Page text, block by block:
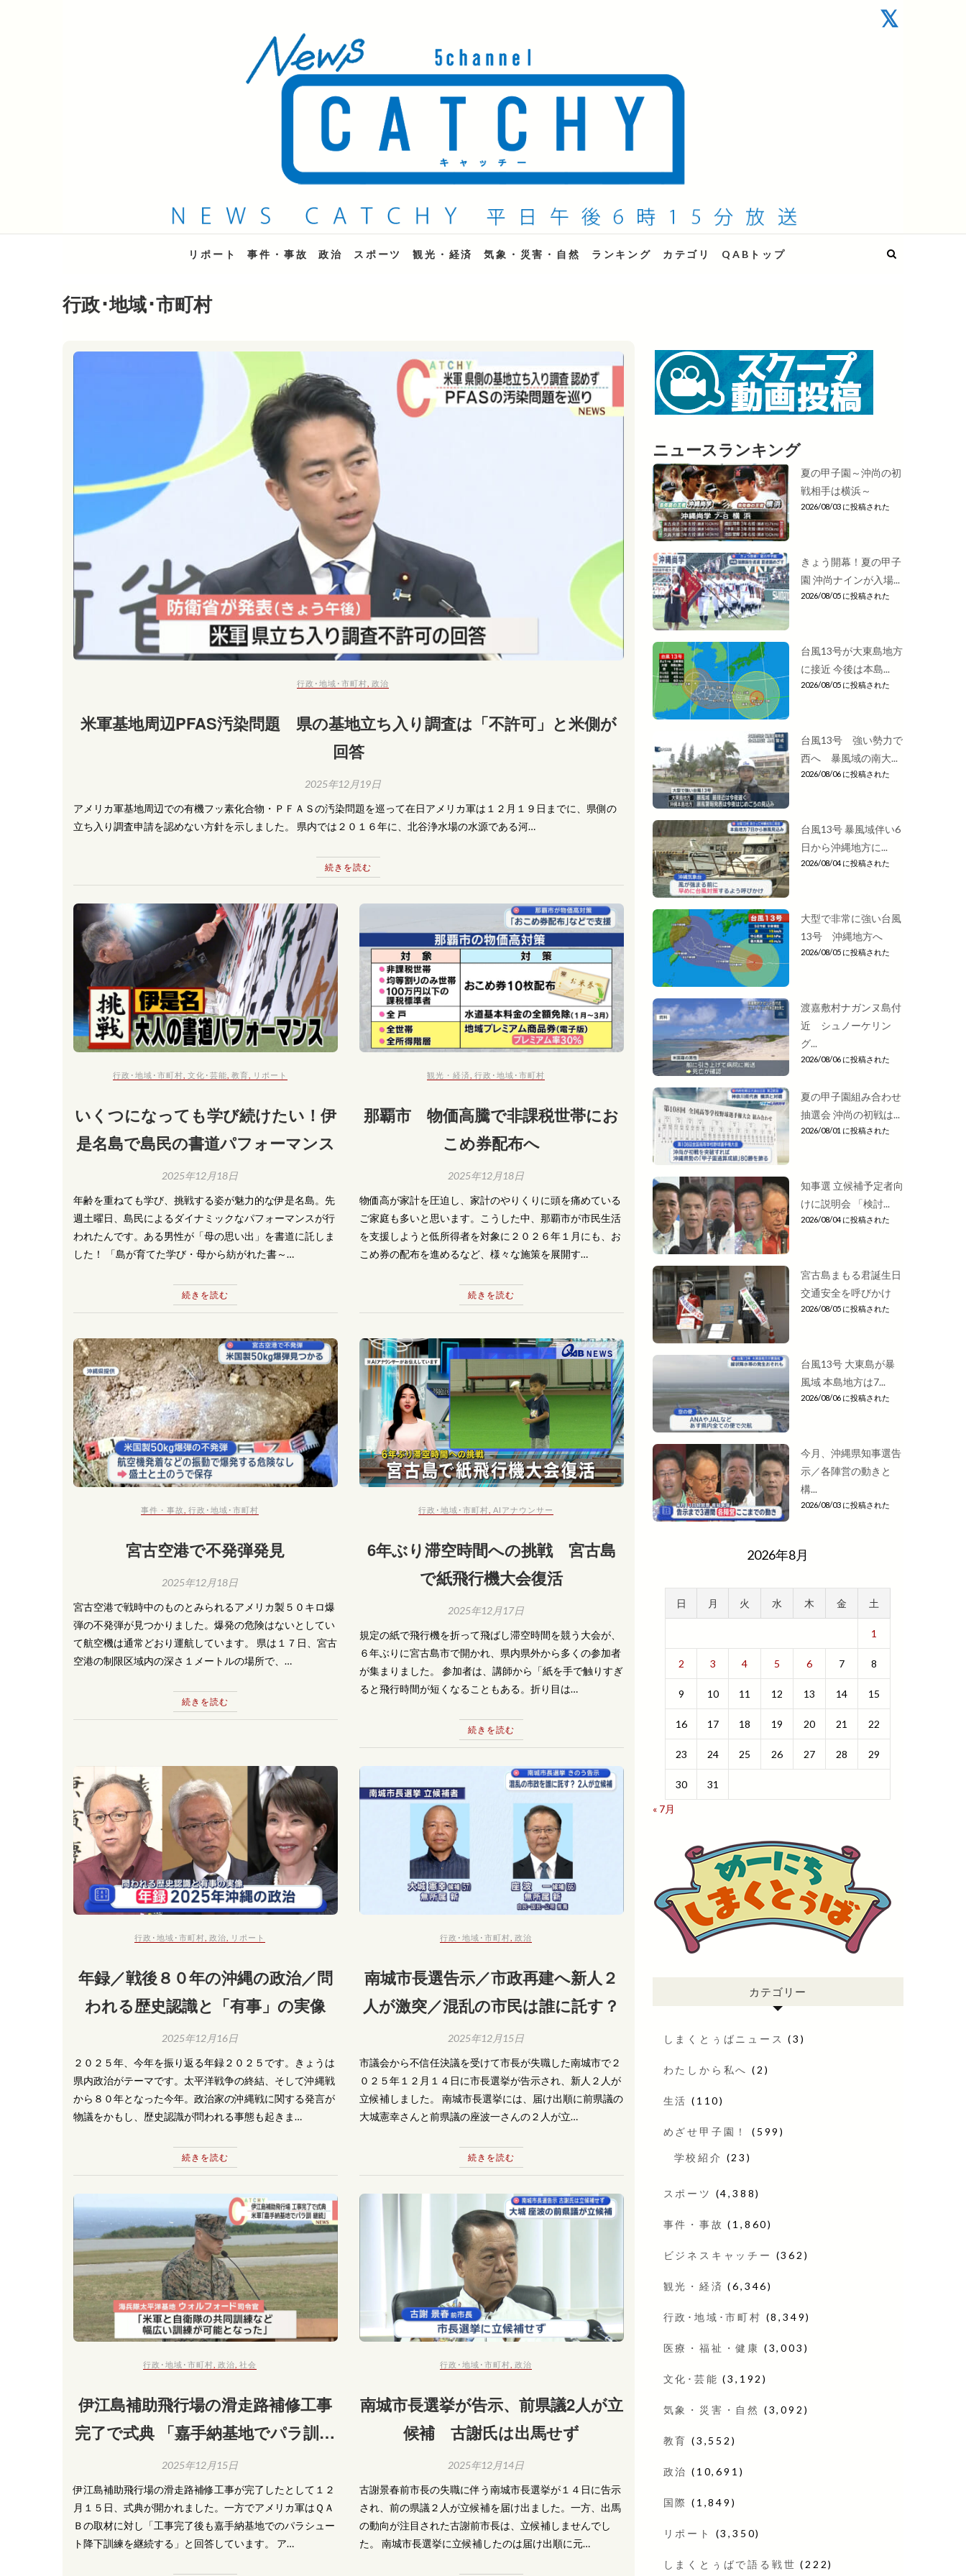
QAB NEWS Headline
キャッチー 月曜〜金曜 午後6時15分放送
リポート 事件・事故 政治 スポーツ 観光・経済 気象・災害・自然 ランキング カテゴリ QABトップ
行政･地域･市町村
行政･地域･市町村 ,政治
米軍基地周辺PFAS汚染問題 県の基地立ち入り調査は「不許可」と米側が
回答
2025年12月19日
アメリカ軍基地周辺での有機フッ素化合物・ＰＦＡＳの汚染問題を巡って在日アメリカ軍は１２月１９日までに、県側の
立ち入り調査申請を認めない方針を示しました。 県内では２０１６年に、北谷浄水場の水源である河…
続きを読む
行政･地域･市町村 文化･芸能 教育 リポート
いくつになっても学び続けたい！伊
是名島で島民の書道パフォーマンス
2025年12月18日
年齢を重ねても学び、挑戦する姿が魅力的な伊是名島。先
週土曜日、島民によるダイナミックなパフォーマンスが行
われたんです。ある男性が「母の思い出」を書道に託しま
した！ 「島が育てた学び・母から紡がれた書～…
続きを読む
観光・経済 ,行政･地域･市町村
那覇市 物価高騰で非課税世帯にお
こめ券配布へ
2025年12月18日
物価高が家計を圧迫し、家計のやりくりに頭を痛めている
ご家庭も多いと思います。こうした中、那覇市が市民生活
を支援しようと低所得者を対象に２０２６年１月にも、お
こめ券の配布を進めるなど、様々な施策を展開す…
続きを読む
事件・事故 ,行政･地域･市町村
宮古空港で不発弾発見
2025年12月18日
宮古空港で戦時中のものとみられるアメリカ製５０キロ爆
弾の不発弾が見つかりました。爆発の危険はないとしてい
て航空機は通常どおり運航しています。 県は１７日、宮古
空港の制限区域内の深さ１メートルの場所で、…
続きを読む
行政･地域･市町村 ,AIアナウンサー
6年ぶり滞空時間への挑戦 宮古島
で紙飛行機大会復活
2025年12月17日
規定の紙で飛行機を折って飛ばし滞空時間を競う大会が、
６年ぶりに宮古島市で開かれ、県内県外から多くの参加者
が集まりました。 参加者は、講師から「紙を手で触りすぎ
ると飛行時間が短くなることもある。折り目は…
続きを読む
行政･地域･市町村 ,政治 リポート
年録／戦後８０年の沖縄の政治／問
われる歴史認識と「有事」の実像
2025年12月16日
２０２５年、今年を振り返る年録２０２５です。きょうは
県内政治がテーマです。太平洋戦争の終結、そして沖縄戦
から８０年となった今年。政治家の沖縄戦に関する発言が
物議をかもし、歴史認識が問われる事態も起きま…
続きを読む
行政･地域･市町村 ,政治
南城市長選告示／市政再建へ新人２
人が激突／混乱の市民は誰に託す？
2025年12月15日
市議会から不信任決議を受けて市長が失職した南城市で２
０２５年１２月１４日に市長選挙が告示され、新人２人が
立候補しました。 南城市長選挙には、届け出順に前県議の
大城憲幸さんと前県議の座波一さんの２人が立…
続きを読む
行政･地域･市町村 ,政治 ,社会
伊江島補助飛行場の滑走路補修工事
完了で式典 「嘉手納基地でパラ訓を
継続」と米軍回答
2025年12月15日
伊江島補助飛行場の滑走路補修工事が完了したとして１２
月１５日、式典が開かれました。一方でアメリカ軍はＱＡ
Ｂの取材に対し「工事完了後も嘉手納基地でのパラシュー
ト降下訓練を継続する」と回答しています。 ア…
行政･地域･市町村 ,政治
南城市長選挙が告示、前県議2人が立
候補 古謝氏は出馬せず
2025年12月14日
古謝景春前市長の失職に伴う南城市長選挙が１４日に告示
され、前の県議２人が立候補を届け出ました。一方、出馬
の動向が注目された古謝前市長は、立候補しませんでし
た。 南城市長選挙に立候補したのは届け出順に元…
ニュースランキング
夏の甲子園～沖尚の初
戦相手は横浜～
2026/08/03 に投稿された
きょう開幕！夏の甲子
園 沖尚ナインが入場...
2026/08/05 に投稿された
台風13号が大東島地方
に接近 今後は本島...
2026/08/05 に投稿された
台風13号 強い勢力で
西へ 暴風域の南大...
2026/08/06 に投稿された
台風13号 暴風域伴い6
日から沖縄地方に...
2026/08/04 に投稿された
大型で非常に強い台風
13号 沖縄地方へ
2026/08/05 に投稿された
渡嘉敷村ナガンヌ島付
近 シュノーケリン
グ...
2026/08/06 に投稿された
夏の甲子園組み合わせ
抽選会 沖尚の初戦は...
2026/08/01 に投稿された
知事選 立候補予定者向
けに説明会 「検討...
2026/08/04 に投稿された
宮古島まもる君誕生日
交通安全を呼びかけ
2026/08/05 に投稿された
台風13号 大東島が暴
風域 本島地方は7...
2026/08/06 に投稿された
今月、沖縄県知事選告
示／各陣営の動きと
構...
2026/08/03 に投稿された
2026年8月
日 月 火 水 木 金 土
1
2 3 4 5 6 7 8
9 10 11 12 13 14 15
16 17 18 19 20 21 22
23 24 25 26 27 28 29
30
31
« 7月
カテゴリー
しまくとぅばニュース (3)
わたしから私へ (2)
生活 (110)
めざせ甲子園！ (599)
学校紹介 (23)
スポーツ (4,388)
事件・事故 (1,860)
ビジネスキャッチー (362)
観光・経済 (6,346)
行政･地域･市町村 (8,349)
医療・福祉・健康 (3,003)
文化･芸能 (3,192)
気象・災害・自然 (3,092)
教育 (3,552)
政治 (10,691)
国際 (1,849)
リポート (3,350)
しまくとぅばで語る戦世 (222)